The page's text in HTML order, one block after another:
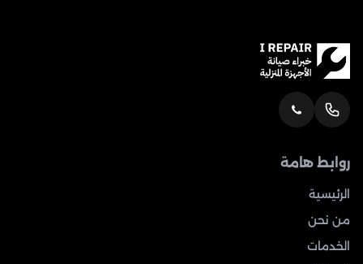
روابط هامة
الرئيسية
من نحن
الخدمات